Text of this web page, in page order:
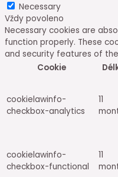
Necessary
Vždy povoleno
Necessary cookies are
function properly. These
and security features of
Cookie
cookielawinfo-
checkbox-analytics
11
cookielawinfo-
checkbox-functional
11